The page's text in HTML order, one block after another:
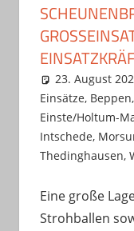
23. August
Einsätze, Beppen,
Einste/Holtum-
Intschede,
Thedinghausen,
Eine große
Strohballen